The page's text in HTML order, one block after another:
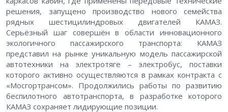
решения, запущено производство нового семейства
рядных шестицилиндровых двигателей КАМАЗ.
Серьёзный шаг совершён в области инновационного
экологичного пассажирского транспорта: КАМАЗ
представил на рынке уникальную модель пассажирской
автотехники на электротяге – электробус, поставки
которого активно осуществляются в рамках контракта с
«Мосгортрансом». Продолжились работы по развитию
беспилотного автотранспорта, в разработке которого
КАМАЗ сохраняет лидирующие позиции.